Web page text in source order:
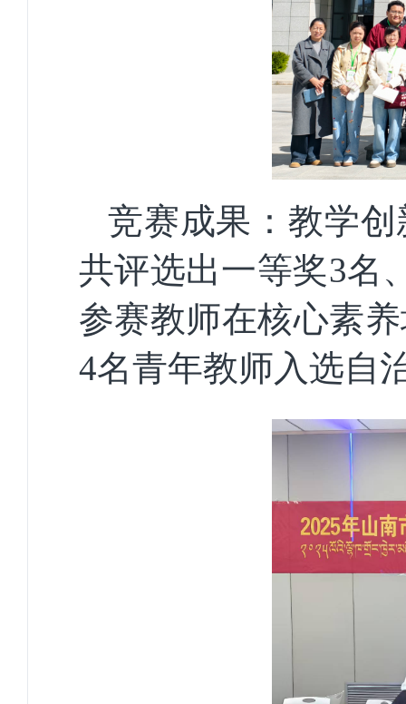
竞赛成果：教学
共评选出一等奖3名
参赛教师在核心素
4名青年教师入选自